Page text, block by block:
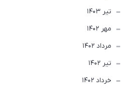
تير 1403
مهر 1402
مرداد 1402
تير 1402
خرداد 1402